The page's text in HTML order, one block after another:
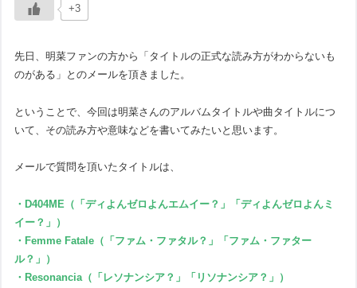
+3
先日、明菜ファンの方から「タイトルの正式な読み方がわからないも
のがある」とのメールを頂きました。
ということで、今回は明菜さんのアルバムタイトルや曲タイトルにつ
いて、その読み方や意味などを書いてみたいと思います。
メールで質問を頂いたタイトルは、
・D404ME（「ディよんゼロよんエムイー？」「ディよんゼロよんミ
イー？」）
・Femme Fatale（「ファム・ファタル？」「ファム・ファター
ル？」）
・Resonancia（「レソナンシア？」「リソナンシア？」）